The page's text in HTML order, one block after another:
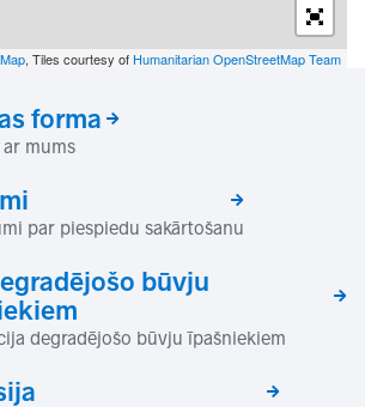
, Tiles courtesy of Humanitarian OpenStreetMap Team
forma
mums
par piespiedu sakārtošanu
būvju
degradējošo būvju īpašniekiem